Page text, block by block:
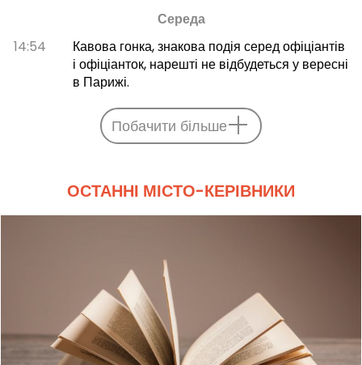
Середа
14:54
Кавова гонка, знакова подія серед офіціантів
і офіціанток, нарешті не відбудеться у вересні
в Парижі.
Побачити більше
ОСТАННІ МІСТО-КЕРІВНИКИ